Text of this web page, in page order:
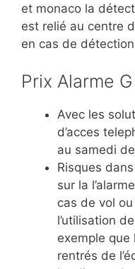
et monaco la
est relié au centre
en cas de
Prix Alarme
Avec les
d’acces
au samedi
Risques
sur la
cas de vol
l’utilisation
exemple
rentrés de